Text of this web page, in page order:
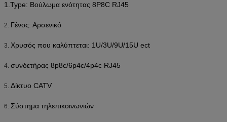
1.Type: Βούλωμα ενότητας 8P8C RJ45
2. Γένος: Αρσενικό
3. Χρυσός που καλύπτεται: 1U/3U/9U/15U ect
4. συνδετήρας 8p8c/6p4c/4p4c RJ45
5. Δίκτυο CATV
6. Σύστημα τηλεπικοινωνιών